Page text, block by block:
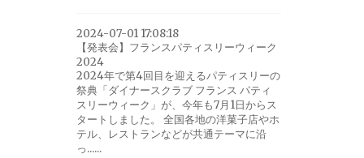
2024-07-01 17:08:18
【発表会】フランスパティスリーウィーク
2024
2024年で第4回目を迎えるパティスリーの
祭典「ダイナースクラブ フランス パティ
スリーウィーク」が、今年も7月1日からス
タートしました。 全国各地の洋菓子店やホ
テル、レストランなどが共通テーマに沿
っ......